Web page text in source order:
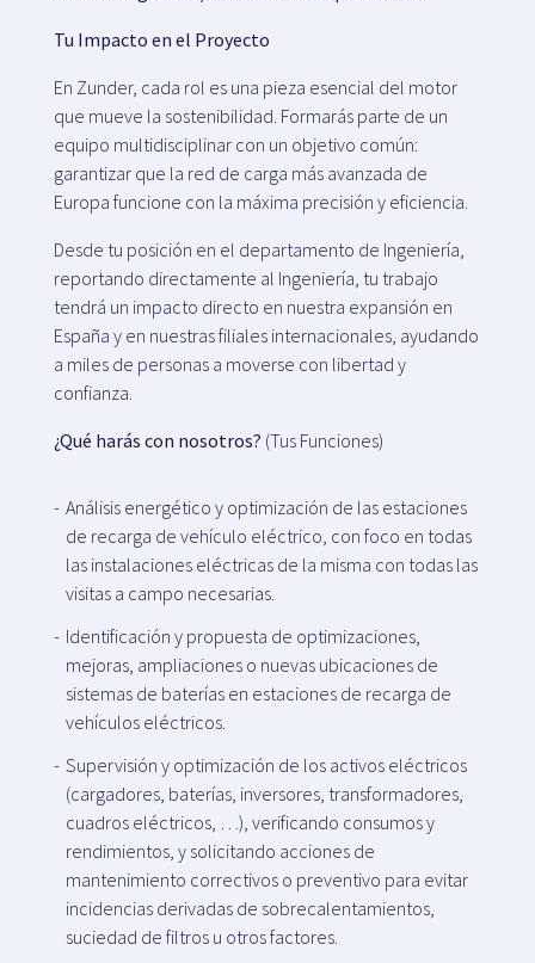
Atenció al client
+34 979 300 500
Tu Impacto en el Proyecto
En Zunder, cada rol es una pieza esencial del motor
que mueve la sostenibilidad. Formarás parte de un
equipo multidisciplinar con un objetivo común:
garantizar que la red de carga más avanzada de
Europa funcione con la máxima precisión y eficiencia.
Desde tu posición en el departamento de Ingeniería,
reportando directamente al Ingeniería, tu trabajo
tendrá un impacto directo en nuestra expansión en
España y en nuestras filiales internacionales, ayudando
a miles de personas a moverse con libertad y
confianza.
¿Qué harás con nosotros? (Tus Funciones)
Análisis energético y optimización de las estaciones
de recarga de vehículo eléctrico, con foco en todas
las instalaciones eléctricas de la misma con todas las
visitas a campo necesarias.
Identificación y propuesta de optimizaciones,
mejoras, ampliaciones o nuevas ubicaciones de
sistemas de baterías en estaciones de recarga de
vehículos eléctricos.
Supervisión y optimización de los activos eléctricos
(cargadores, baterías, inversores, transformadores,
cuadros eléctricos, …), verificando consumos y
rendimientos, y solicitando acciones de
mantenimiento correctivos o preventivo para evitar
incidencias derivadas de sobrecalentamientos,
suciedad de filtros u otros factores.